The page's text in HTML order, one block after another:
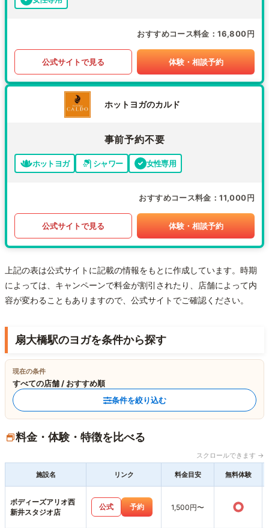
おすすめコース料金 16,800円
公式サイトで見る 体験・相談予約
ホットヨガのカルド
事前予約不要
ホットヨガ シャワー 女性専用
おすすめコース料金 11,000円
公式サイトで見る 体験・相談予約
上記の表は公式サイトに記載の情報をもとに作成しています。時期
によっては、キャンペーンで料金が割引されたり、店舗によって内
容が変わることもありますので、公式サイトでご確認ください。
扇大橋駅のヨガを条件から探す
現在の条件
すべての店舗 / おすすめ順
条件を絞り込む
料金・体験・特徴を比べる
スクロールできます →
施設名 リンク 料金目安 無料体験
ボディーズアリオ西
新井スタジオ店
公式 予約 1,500円〜 ○